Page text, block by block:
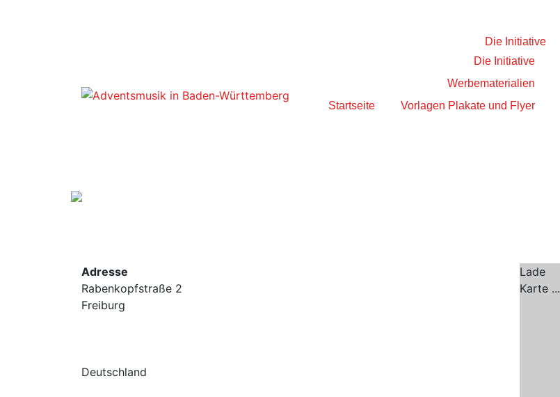
Startseite
Die Initiative
Die Initiative
Werbematerialien
Vorlagen Plakate und Flyer
Lade
Karte ...
Adresse
Rabenkopfstraße 2
Freiburg
Deutschland